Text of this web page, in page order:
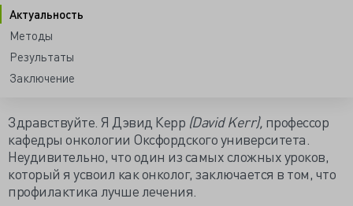
Актуальность
Методы
Результаты
Заключение
Здравствуйте. Я Дэвид Керр (David Kerr), профессор
кафедры онкологии Оксфордского университета.
Неудивительно, что один из самых сложных уроков,
который я усвоил как онколог, заключается в том, что
профилактика лучше лечения.